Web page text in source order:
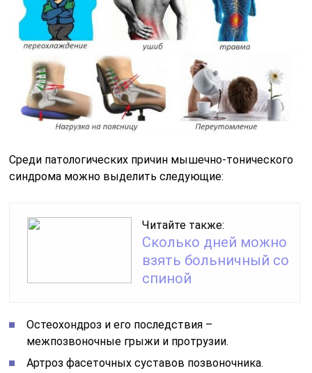
Среди патологических причин мышечно-тонического
синдрома можно выделить следующие:
Читайте также:
Сколько дней можно
взять больничный со
спиной
Остеохондроз и его последствия –
межпозвоночные грыжи и протрузии.
Артроз фасеточных суставов позвоночника.